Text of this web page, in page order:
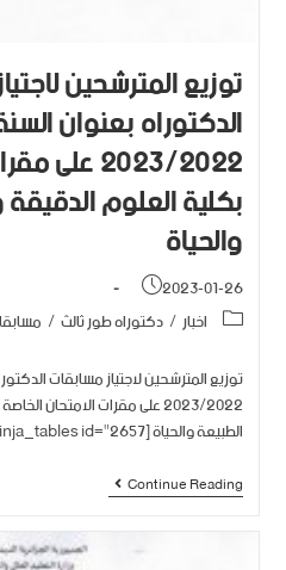
توزيع المترشحين
الدكتوراه بعنوان
2023/2022
بكلية العلوم
والحياة
2023-01-26
اخبار/دكتوراه طور ثالث/
توزيع المترشحين لاجتياز مسابقات
2023/2022 على مقرات الامتحان
الطبيعة والحياة [ninja_tables id="2657"]
Continue Reading